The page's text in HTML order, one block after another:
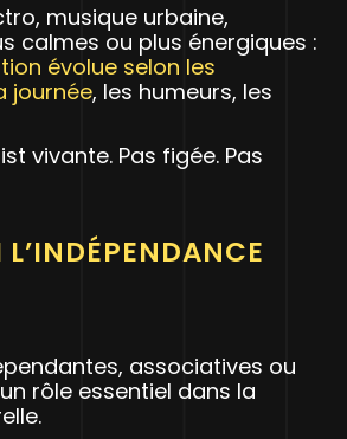
musique urbaine,
calmes ou plus énergiques :
évolue selon les
journée, les humeurs, les
vivante. Pas figée. Pas
associatives ou
rôle essentiel dans la